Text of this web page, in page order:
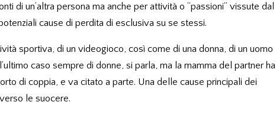
di un’altra persona ma anche per attività o “passioni” vissute dal
cause di perdita di esclusiva su se stessi.
sportiva, di un videogioco, così come di una donna, di un uomo
caso sempre di donne, si parla, ma la mamma del partner ha
di coppia, e va citato a parte. Una delle cause principali dei
le suocere.